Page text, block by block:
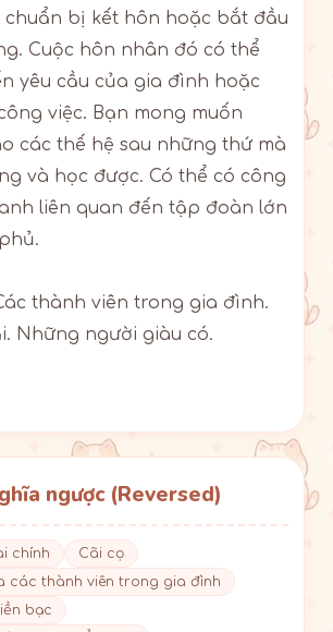
chuẩn bị kết hôn hoặc bắt đầu
Cuộc hôn nhân đó có thể
yêu cầu của gia đình hoặc
việc. Bạn mong muốn
các thế hệ sau những thứ mà
và học được. Có thể có công
liên quan đến tập đoàn lớn
thành viên trong gia đình.
Những người giàu có.
ngược (Reversed)
chính
Cãi cọ
các thành viên trong gia đình
bạc